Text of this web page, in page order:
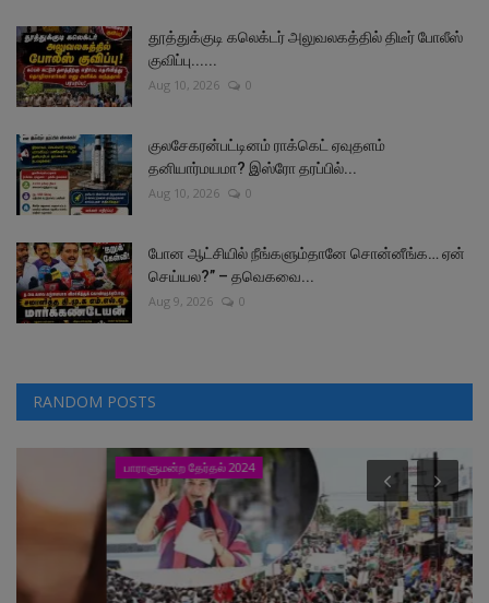
தூத்துக்குடி கலெக்டர் அலுவலகத்தில் திடீர் போலீஸ்
குவிப்பு......
Aug 10, 2026 0
குலசேகரன்பட்டினம் ராக்கெட் ஏவுதளம்
தனியார்மயமா? இஸ்ரோ தரப்பில்...
Aug 10, 2026 0
போன ஆட்சியில் நீங்களும்தானே சொன்னீங்க… ஏன்
செய்யல?” – தவெகவை...
Aug 9, 2026 0
RANDOM POSTS
பாராளுமன்ற தேர்தல் 2024